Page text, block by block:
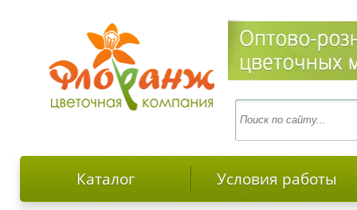
Каталог Условия работы